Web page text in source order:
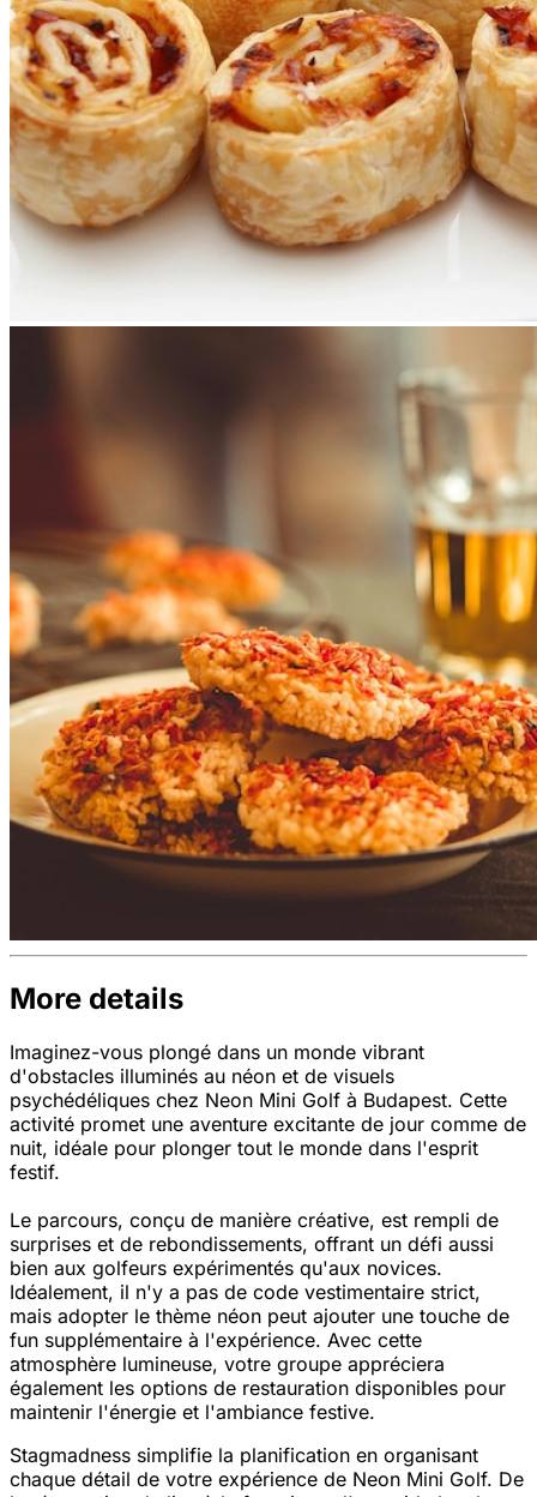
More details
Imaginez-vous plongé dans un monde vibrant
d'obstacles illuminés au néon et de visuels
psychédéliques chez Neon Mini Golf à Budapest. Cette
activité promet une aventure excitante de jour comme de
nuit, idéale pour plonger tout le monde dans l'esprit
festif.
Le parcours, conçu de manière créative, est rempli de
surprises et de rebondissements, offrant un défi aussi
bien aux golfeurs expérimentés qu'aux novices.
Idéalement, il n'y a pas de code vestimentaire strict,
mais adopter le thème néon peut ajouter une touche de
fun supplémentaire à l'expérience. Avec cette
atmosphère lumineuse, votre groupe appréciera
également les options de restauration disponibles pour
maintenir l'énergie et l'ambiance festive.
Stagmadness simplifie la planification en organisant
chaque détail de votre expérience de Neon Mini Golf. De